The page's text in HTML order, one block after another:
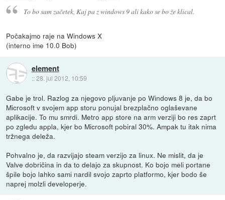
To bo sam začetek, Kaj pa z windows 9 ali kako se bo že klical.
Počakajmo raje na Windows X
(interno ime 10.0 Bob)
element
::28. jul 2012, 10:59
Gabe je trol. Razlog za njegovo pljuvanje po Windows 8 je, da bo
Microsoft v svojem app storu ponujal brezplačno oglaševane
aplikacije. To mu smrdi. Metro app store na arm verziji bo res zaprt
po zgledu appla, kjer bo Microsoft pobiral 30%. Ampak tu itak nima
tržnega deleža.
Pohvalno je, da razvijajo steam verzijo za linux. Ne mislit, da je
Valve dobričina in da to delajo za skupnost. Ko bojo meli portane
špile bojo lahko sami nardil svojo zaprto platformo, kjer bodo še
naprej molzli developerje.